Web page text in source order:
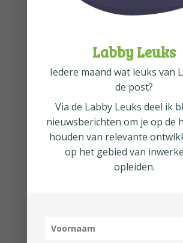
proeftijd. Ook krijgen onze
continu kunnen
Onboarding
Mag ik overstappen naar
inclusiviteit in onboarding?
zorg je er nou voor dat
Labby Leuks
Iedere maand wat leuks van
de post?
Via de Labby Leuks deel ik
nieuwsberichten om je op de
houden van relevante
op het gebied van
opleiden.